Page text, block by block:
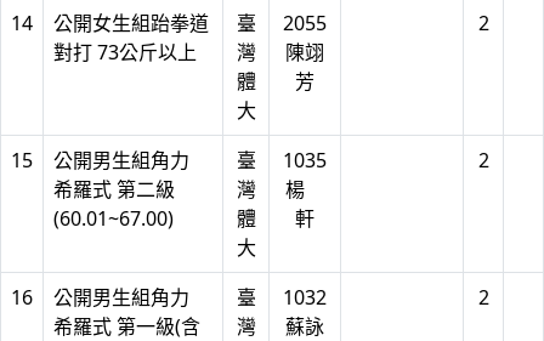
14
公開女生組跆拳道
對打 73公斤以上
臺
灣
體
大
2055
陳翊
芳
2
15
公開男生組角力
希羅式 第二級
(60.01~67.00)
臺
灣
體
大
1035
楊
軒
2
16
公開男生組角力
希羅式 第一級(含
臺
灣
1032
蘇詠
2